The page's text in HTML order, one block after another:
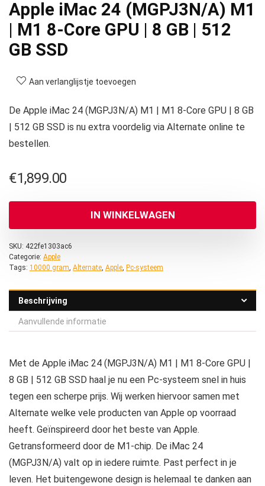
Apple iMac 24 (MGPJ3N/A) M1
| M1 8-Core GPU | 8 GB | 512
GB SSD
Aan verlanglijstje toevoegen
De Apple iMac 24 (MGPJ3N/A) M1 | M1 8-Core GPU | 8 GB
| 512 GB SSD is nu extra voordelig via Alternate online te
bestellen.
€1,899.00
IN WINKELWAGEN
SKU: 422fe1303ac6
Categorie: Apple
Tags: 10000 gram, Alternate, Apple, Pc-systeem
Beschrijving
Aanvullende informatie
Met de Apple iMac 24 (MGPJ3N/A) M1 | M1 8-Core GPU |
8 GB | 512 GB SSD haal je nu een Pc-systeem snel in huis
tegen een scherpe prijs. Wij werken hiervoor samen met
Alternate welke vele producten van Apple op voorraad
heeft. Geïnspireerd door het beste van Apple.
Getransformeerd door de M1-chip. De iMac 24
(MGPJ3N/A) valt op in iedere ruimte. Past perfect in je
leven. Het buitengewone design is helemaal te danken aan